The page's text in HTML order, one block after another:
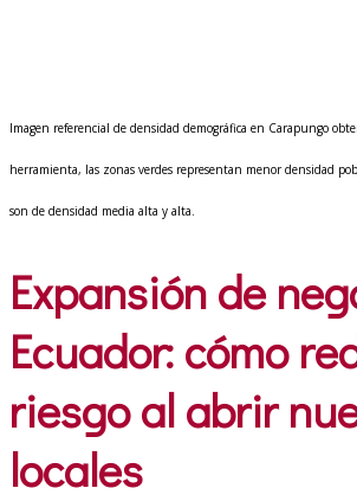
Imagen referencial de densidad demográfica en Carapungo
herramienta, las zonas verdes representan menor densidad
son de densidad media alta y alta.
Expansión de
Ecuador: cómo
riesgo al abrir
locales